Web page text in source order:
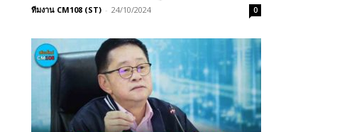
ทีมงาน CM108 (ST) - 24/10/2024 0